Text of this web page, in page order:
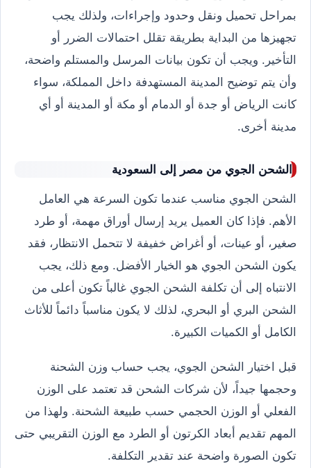
بمراحل تحميل ونقل وحدود وإجراءات، ولذلك يجب
تجهيزها من البداية بطريقة تقلل احتمالات الضرر أو
التأخير. ويجب أن تكون بيانات المرسل والمستلم واضحة،
وأن يتم توضيح المدينة المستهدفة داخل المملكة، سواء
كانت الرياض أو جدة أو الدمام أو مكة أو المدينة أو أي
مدينة أخرى.
الشحن الجوي من مصر إلى السعودية
الشحن الجوي مناسب عندما تكون السرعة هي العامل
الأهم. فإذا كان العميل يريد إرسال أوراق مهمة، أو طرد
صغير، أو عينات، أو أغراض خفيفة لا تتحمل الانتظار، فقد
يكون الشحن الجوي هو الخيار الأفضل. ومع ذلك، يجب
الانتباه إلى أن تكلفة الشحن الجوي غالباً تكون أعلى من
الشحن البري أو البحري، لذلك لا يكون مناسباً دائماً للأثاث
الكامل أو الكميات الكبيرة.
قبل اختيار الشحن الجوي، يجب حساب وزن الشحنة
وحجمها جيداً، لأن شركات الشحن قد تعتمد على الوزن
الفعلي أو الوزن الحجمي حسب طبيعة الشحنة. ولهذا من
المهم تقديم أبعاد الكرتون أو الطرد مع الوزن التقريبي حتى
تكون الصورة واضحة عند تقدير التكلفة.